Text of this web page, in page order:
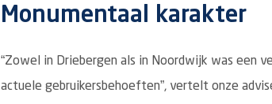
Monumentaal karakter
“Zowel in Driebergen als in Noordwijk was een
actuele gebruikersbehoeften”, vertelt onze